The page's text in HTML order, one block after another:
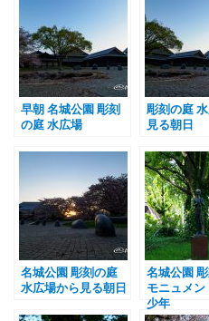
早朝 名城公園 彫刻
の庭 水広場
彫刻の庭
見る朝日
名城公園 彫刻の庭
水広場から見る朝日
名城公園
モニュメン
少年